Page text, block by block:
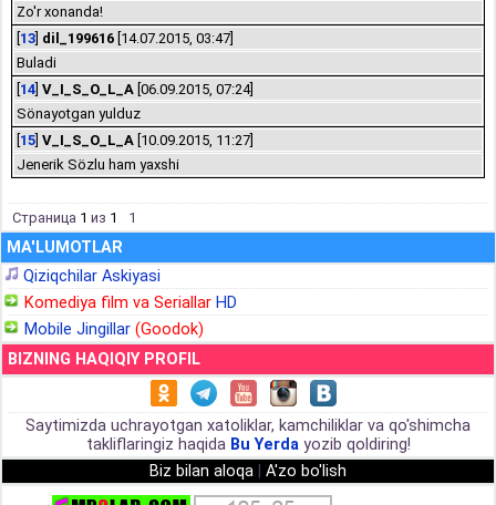
Zo'r xonanda!
13 dil_199616 [14.07.2015, 03:47]
Buladi
14 V_I_S_O_L_A [06.09.2015, 07:24]
Sönayotgan yulduz
15 V_I_S_O_L_A [10.09.2015, 11:27]
Jenerik Sözlu ham yaxshi
Страница 1 из 1 1
MA'LUMOTLAR
Qiziqchilar Askiyasi
Komediya film va Seriallar HD
Mobile Jingillar (Goodok)
BIZNING HAQIQIY PROFIL
Saytimizda uchrayotgan xatoliklar, kamchiliklar va qo'shimcha
takliflaringiz haqida Bu Yerdayozib qoldiring!
Biz bilan aloqa
A'zo bo'lish